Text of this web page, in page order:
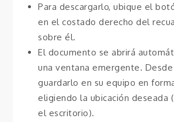
Para descargarlo, ubique el
en el costado derecho del
sobre él.
El documento se abrirá
una ventana emergente.
guardarlo en su equipo en
eligiendo la ubicación deseada
el escritorio).